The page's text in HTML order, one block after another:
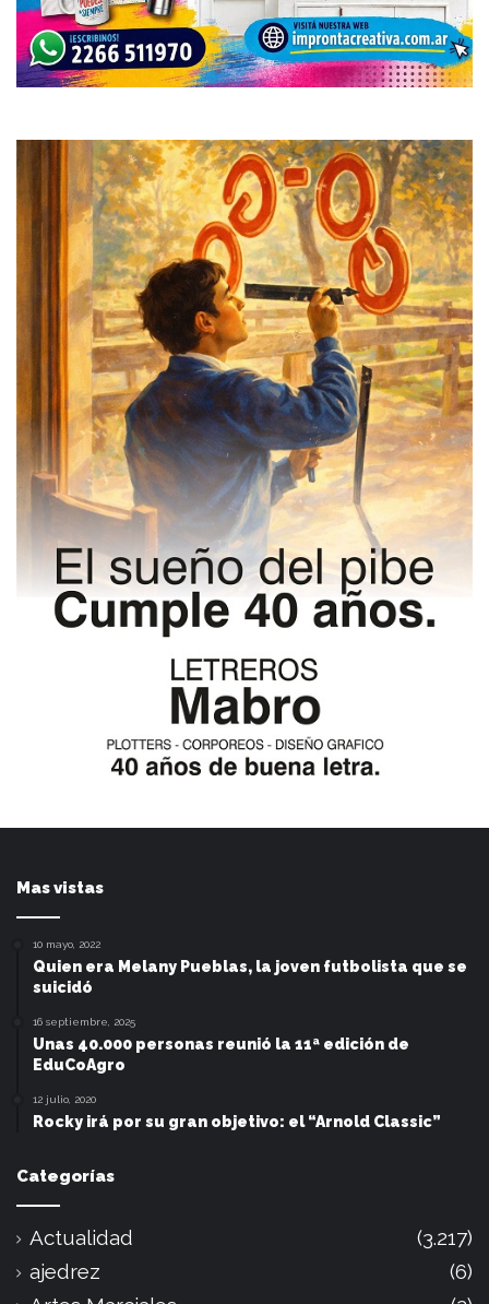
Mas vistas
10 mayo, 2022
Quien era Melany Pueblas, la joven futbolista que se
suicidó
16 septiembre, 2025
Unas 40.000 personas reunió la 11ª edición de
EduCoAgro
12 julio, 2020
Rocky irá por su gran objetivo: el “Arnold Classic”
Categorías
Actualidad
(3.217)
ajedrez
(6)